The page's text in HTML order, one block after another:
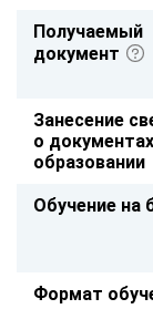
Получаемый
документ
Занесение
о
образовании
Обучение на
Формат